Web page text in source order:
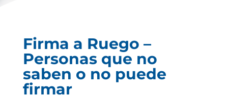
Firma a Ruego –
Personas que no
saben o no puede
firmar